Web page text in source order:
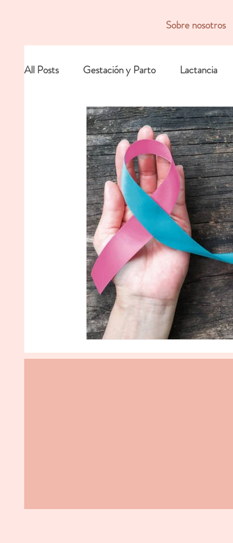
Sobre nosotros
All Posts Gestación y Parto Lactancia